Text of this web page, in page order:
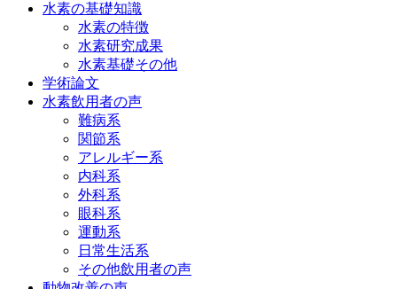
水素の基礎知識
水素の特徴
水素研究成果
水素基礎その他
学術論文
水素飲用者の声
難病系
関節系
アレルギー系
内科系
外科系
眼科系
運動系
日常生活系
その他飲用者の声